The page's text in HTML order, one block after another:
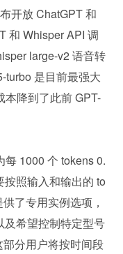
开放 ChatGPT 和
和 Whisper API 调
large-v2 语音转
turbo 是目前最强大
本降到了此前 GPT-
1000 个 tokens 0.
照输入和输出的 to
了专用实例选项，
及希望控制特定型号
分用户将按时间段